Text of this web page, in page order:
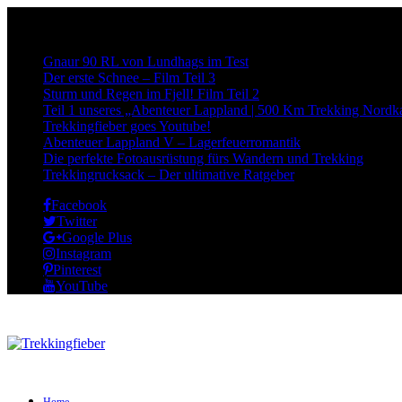
Gnaur 90 RL von Lundhags im Test
Der erste Schnee – Film Teil 3
Sturm und Regen im Fjell! Film Teil 2
Teil 1 unseres „Abenteuer Lappland | 500 Km Trekking
Trekkingfieber goes Youtube!
Abenteuer Lappland V – Lagerfeuerromantik
Die perfekte Fotoausrüstung fürs Wandern und Trekking
Trekkingrucksack – Der ultimative Ratgeber
Facebook
Twitter
Google Plus
Instagram
Pinterest
YouTube